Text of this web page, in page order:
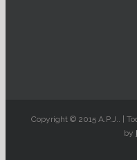
Copyright © 2015 A.P.J.. |
by